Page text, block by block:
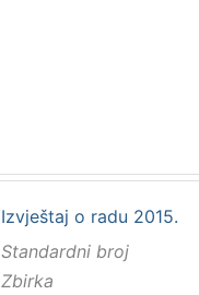
Izvještaj o radu 2015.
Standardni broj
Zbirka